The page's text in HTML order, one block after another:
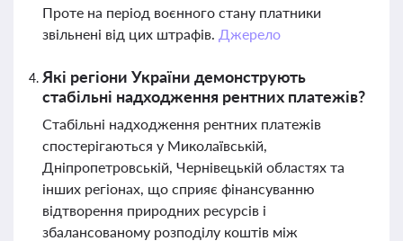
Проте на період воєнного стану платники
звільнені від цих штрафів. Джерело
Які регіони України демонструють
стабільні надходження рентних платежів?
Стабільні надходження рентних платежів
спостерігаються у Миколаївській,
Дніпропетровській, Чернівецькій областях та
інших регіонах, що сприяє фінансуванню
відтворення природних ресурсів і
збалансованому розподілу коштів між